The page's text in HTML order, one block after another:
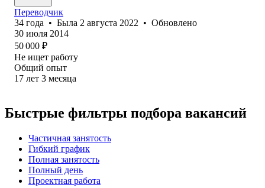
Переводчик
34 года • Была 2 августа 2022 • Обновлено
30 июля 2014
50 000 ₽
Не ищет работу
Общий опыт
17 лет 3 месяца
Быстрые фильтры подбора вакансий
Частичная занятость
Гибкий график
Полная занятость
Полный день
Проектная работа